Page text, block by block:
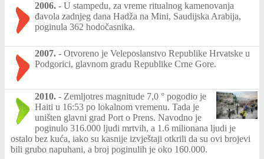
2006. - U stampedu, za vreme ritualnog kamenovanja
đavola zadnjeg dana Hadža na Mini, Saudijska Arabija,
poginula 362 hodočasnika.
2007. - Otvoreno je Veleposlanstvo Republike Hrvatske u
Podgorici, glavnom gradu Republike Crne Gore.
2010. - Zemljotres magnitude 7,0 ° pogodio je
Haiti u 16:53 po lokalnom vremenu. Tada je
uništen glavni grad Port o Prens. Navodno je
poginulo 316.000 ljudi mrtvih, a 1.6 milionana ljudi je
ostalo bez kuća, iako su kasnije izvještaji otkrili da su ovi brojevi
bili grubo napuhani, a broj poginulih je oko 160.000.